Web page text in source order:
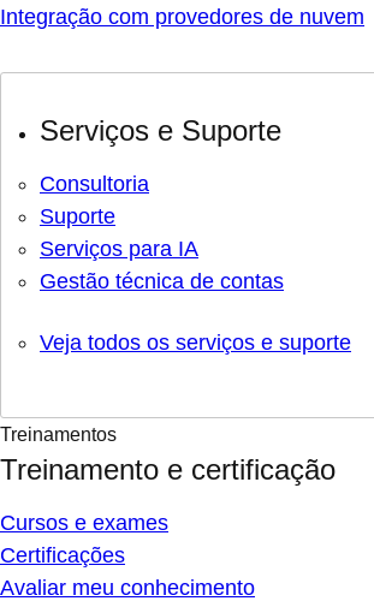
Integração com provedores de nuvem
Serviços e Suporte
Consultoria
Suporte
Serviços para IA
Gestão técnica de contas
Veja todos os serviços e suporte
Treinamentos
Treinamento e certificação
Cursos e exames
Certificações
Avaliar meu conhecimento